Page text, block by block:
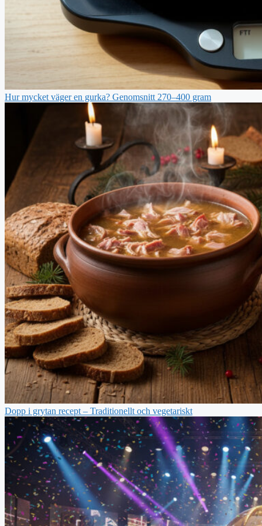
Hur mycket väger en gurka? Genomsnitt 270–400 gram
Dopp i grytan recept – Traditionellt och vegetariskt